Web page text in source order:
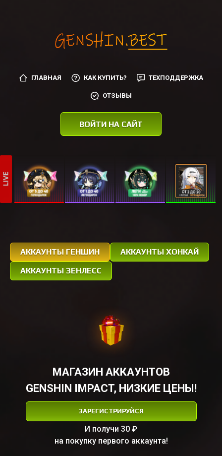
ГЛАВНАЯ КАК КУПИТЬ? ТЕХПОДДЕРЖКА
ОТЗЫВЫ
ВОЙТИ НА САЙТ
АККАУНТЫ ГЕНШИН
АККАУНТЫ ХОНКАЙ
АККАУНТЫ ЗЕНЛЕСС
МАГАЗИН АККАУНТОВ
GENSHIN IMPACT, НИЗКИЕ ЦЕНЫ!
ЗАРЕГИСТРИРУЙСЯ
И получи 30 ₽
на покупку первого аккаунта!